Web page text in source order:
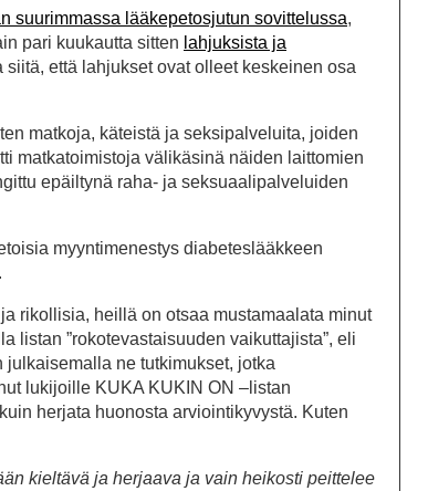
suurimmassa lääkepetosjutun sovittelussa,
pari kuukautta sitten lahjuksista ja
että lahjukset ovat olleet keskeinen osa
matkoja, käteistä ja seksipalveluita, joiden
matkatoimistoja välikäsinä näiden laittomien
epäiltynä raha- ja seksuaalipalveluiden
myyntimenestys diabeteslääkkeen
rikollisia, heillä on otsaa mustamaalata minut
listan ”rokotevastaisuuden vaikuttajista”, eli
ne tutkimukset, jotka
lukijoille KUKA KUKIN ON –listan
herjata huonosta arviointikyvystä. Kuten
kieltävä ja herjaava ja vain heikosti peittelee